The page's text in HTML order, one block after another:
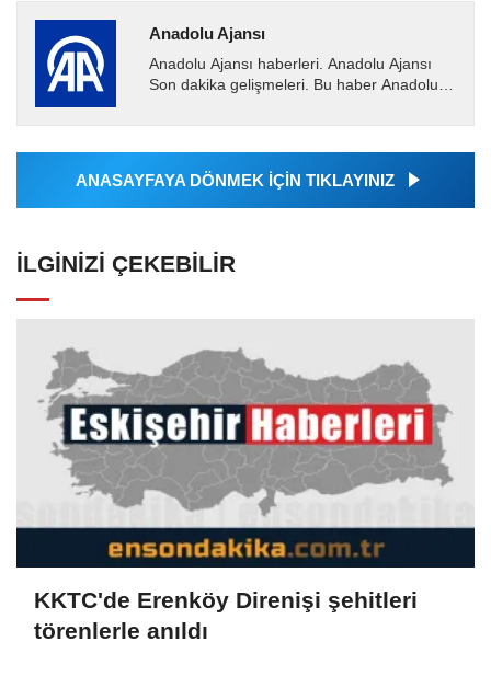
Anadolu Ajansı
Anadolu Ajansı haberleri. Anadolu Ajansı
Son dakika gelişmeleri. Bu haber Anadolu
Ajansı tarafından...
ANASAYFAYA DÖNMEK İÇİN TIKLAYINIZ
İLGINIZI ÇEKEBILIR
KKTC'de Erenköy Direnişi şehitleri
törenlerle anıldı